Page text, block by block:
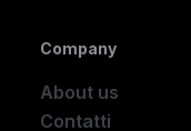
Company
About us
Contatti